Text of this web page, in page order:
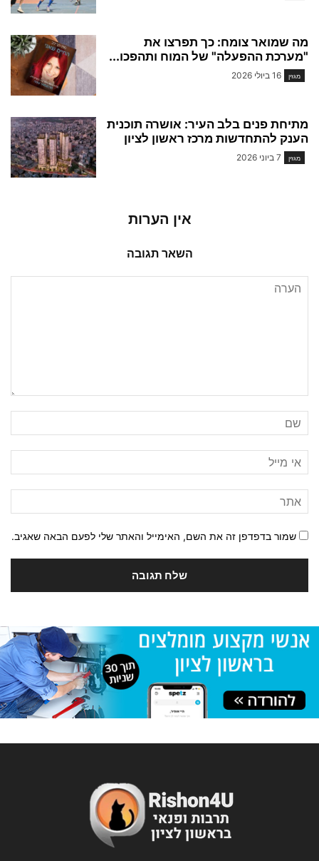
מה שמואר צומח: כך תפרצו את
"מערכת ההפעלה" של המוח ותהפכו...
מגזין 16 ביולי 2026
מתיחת פנים בלב העיר: אושרה תוכנית
הענק להתחדשות מרכז ראשון לציון
מגזין 7 ביוני 2026
אין הערות
השאר תגובה
שמור בדפדפן זה את השם, האימייל והאתר שלי לפעם הבאה שאגיב.